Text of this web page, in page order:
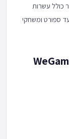
כולל עשרות
ספורט ומשחקי